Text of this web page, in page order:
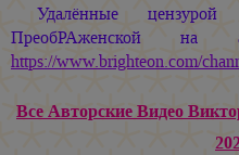
Удалённые
ПреобРАженской на
https://www.brighteon.com/
Все Авторские Видео